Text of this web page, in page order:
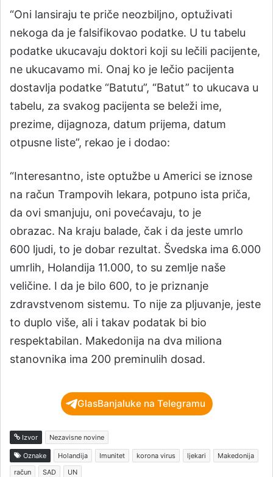
“Oni lansiraju te priče neozbiljno, optuživati
nekoga da je falsifikovao podatke. U tu tabelu
podatke ukucavaju doktori koji su lečili pacijente,
ne ukucavamo mi. Onaj ko je lečio pacijenta
dostavlja podatke “Batutu”, “Batut” to ukucava u
tabelu, za svakog pacijenta se beleži ime,
prezime, dijagnoza, datum prijema, datum
otpusne liste”, rekao je i dodao:
“Interesantno, iste optužbe u Americi se iznose
na račun Trampovih lekara, potpuno ista priča,
da ovi smanjuju, oni povećavaju, to je
obrazac. Na kraju balade, čak i da jeste umrlo
600 ljudi, to je dobar rezultat. Švedska ima 6.000
umrlih, Holandija 11.000, to su zemlje naše
veličine. I da je bilo 600, to je priznanje
zdravstvenom sistemu. To nije za pljuvanje, jeste
to duplo više, ali i takav podatak bi bio
respektabilan. Makedonija na dva miliona
stanovnika ima 200 preminulih dosad.
GlasBanjaluke na Telegramu
Izvor Nezavisne novine
Oznake Holandija Imunitet korona virus ljekari
Makedonija
račun
SAD UN